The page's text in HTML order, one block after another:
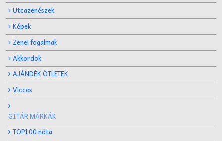
Utcazenészek
Képek
Zenei fogalmak
Akkordok
AJÁNDÉK ÖTLETEK
Vicces
GITÁR MÁRKÁK
TOP100 nóta